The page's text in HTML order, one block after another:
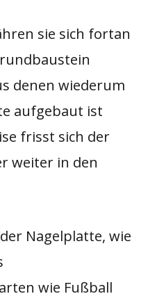
sie sich fortan
denen wiederum
aufgebaut ist
frisst sich der
weiter in den
Nagelplatte, wie
wie Fußball